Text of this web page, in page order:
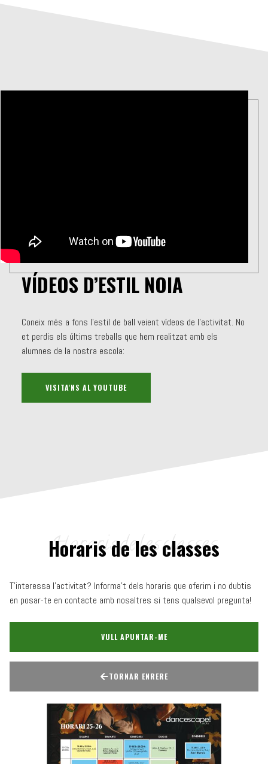
VÍDEOS D’ESTIL NOIA
Coneix més a fons l'estil de ball veient vídeos de l'activitat. No
et perdis els últims treballs que hem realitzat amb els
alumnes de la nostra escola:
VISITA'NS AL YOUTUBE
Horaris de les classes
T'interessa l'activitat? Informa't dels horaris que oferim i no dubtis
en posar-te en contacte amb nosaltres si tens qualsevol pregunta!
VULL APUNTAR-ME
TORNAR ENRERE